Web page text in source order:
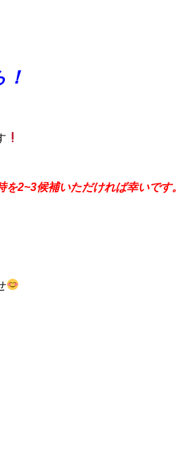
2~3候補いただければ幸いです。